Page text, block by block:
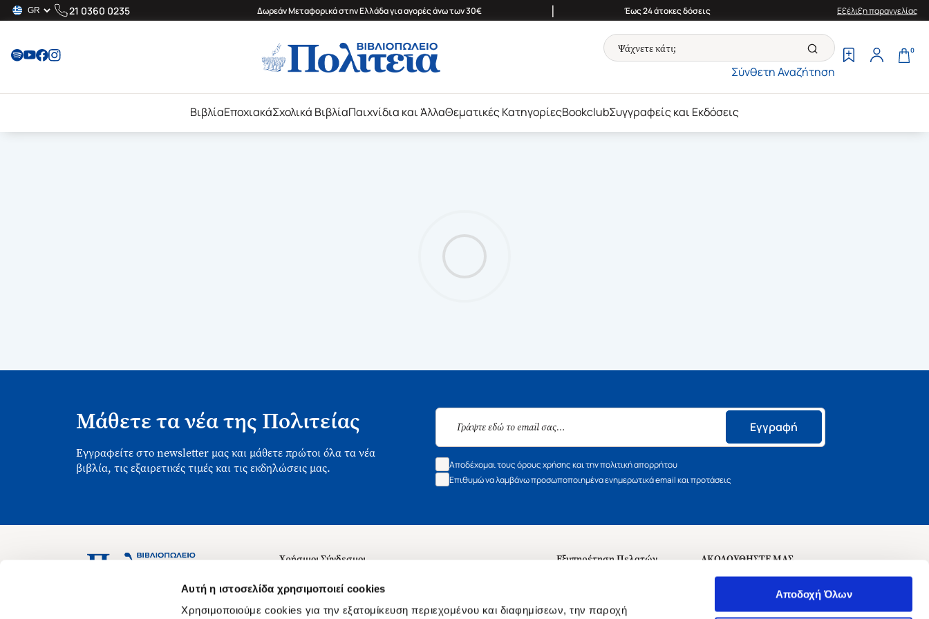
Αυτή η ιστοσελίδα χρησιμοποιεί cookies
Χρησιμοποιούμε cookies για την εξατομίκευση περιεχομένου και διαφημίσεων, την παροχή
Αποδοχή Όλων
21 0360 0235 Δωρεάν Μεταφορικά στην Ελλάδα για αγορές άνω των 30€ | Έως 24 άτοκες δόσεις Εξέλιξη παραγγελίας
Σύνθετη Αναζήτηση
0
ΒιβλίαΕποχιακάΣχολικά ΒιβλίαΠαιχνίδια και ΆλλαΘεματικές ΚατηγορίεςBookclubΣυγγραφείς και Εκδόσεις
Μάθετε τα νέα της Πολιτείας
Εγγραφείτε στο newsletter μας και μάθετε πρώτοι όλα τα νέα
βιβλία, τις εξαιρετικές τιμές και τις εκδηλώσεις μας.
Εγγραφή
Αποδέχομαι τους όρους χρήσης και την πολιτική απορρήτου
Επιθυμώ να λαμβάνω προσωποποιημένα ενημερωτικά email και προτάσεις
Ασκληπιού 1-3, Αθήνα 106 79
Χρήσιμοι Σύνδεσμοι
Σχετικά με εμάς
Θέσεις Εργασίας
Εξυπηρέτηση Πελατών
ΑΚΟΛΟΥΘΗΣΤΕ ΜΑΣ